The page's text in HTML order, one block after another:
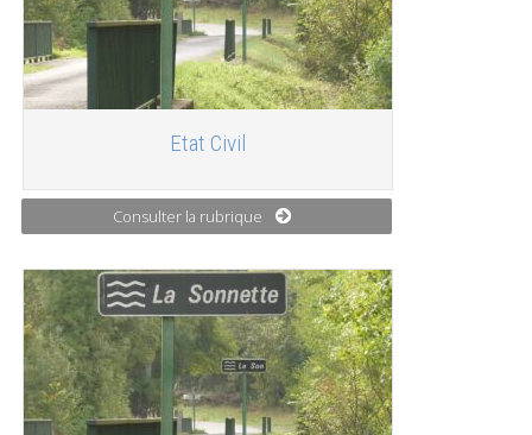
Etat Civil
Consulter la rubrique